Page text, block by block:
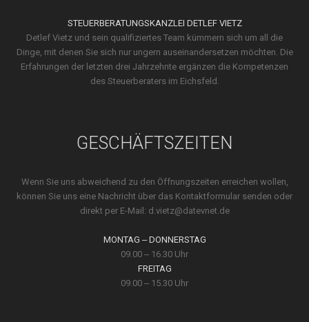
STEUERBERATUNGSKANZLEI DETLEF VIETZ
Detlef Vietz und sein qualifi­ziertes Team kümmern sich um all die
Dinge, mit denen Sie sich nur ungern ausein­ander­setzen möchten. Die
Erfah­run­gen der letzten drei Jahr­zehnte ergänzen die Kompe­tenzen
des Steuer­beraters im Eichsfeld.
GESCHÄFTSZEITEN
Wenn Sie uns abweichend zu den Öffnungs­zeiten erreichen wollen,
können Sie uns eine Nach­richt über das Kontakt­formular senden oder
direkt per E-Mail: d.vietz@datevnet.de
MONTAG ‒ DONNERSTAG
09.00 ‒ 16.30 Uhr
FREITAG
09.00 ‒ 15.30 Uhr